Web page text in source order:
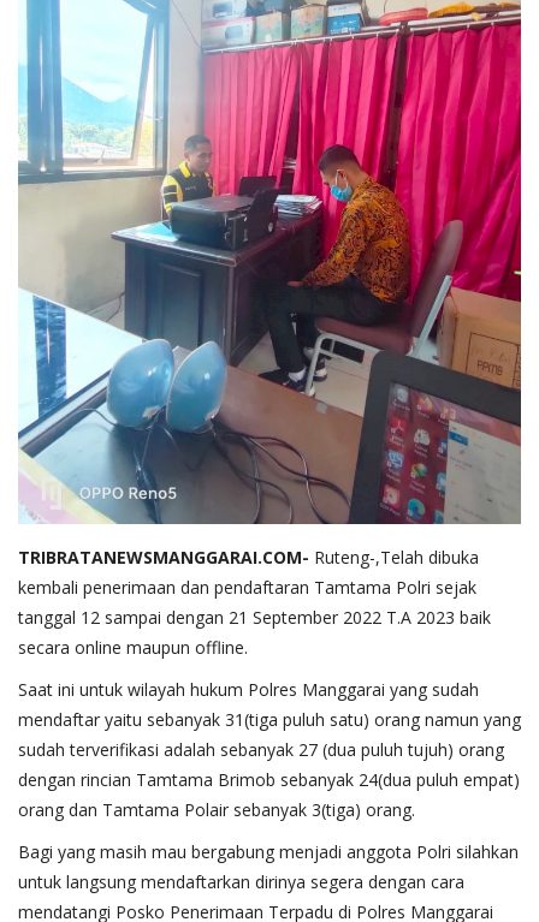
TRIBRATANEWSMANGGARAI.COM- Ruteng-,Telah dibuka
kembali penerimaan dan pendaftaran Tamtama Polri sejak
tanggal 12 sampai dengan 21 September 2022 T.A 2023 baik
secara online maupun offline.
Saat ini untuk wilayah hukum Polres Manggarai yang sudah
mendaftar yaitu sebanyak 31(tiga puluh satu) orang namun yang
sudah terverifikasi adalah sebanyak 27 (dua puluh tujuh) orang
dengan rincian Tamtama Brimob sebanyak 24(dua puluh empat)
orang dan Tamtama Polair sebanyak 3(tiga) orang.
Bagi yang masih mau bergabung menjadi anggota Polri silahkan
untuk langsung mendaftarkan dirinya segera dengan cara
mendatangi Posko Penerimaan Terpadu di Polres Manggarai